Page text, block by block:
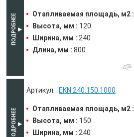
Отапливаемая площадь, м2 :
Высота, мм : 120
Ширина, мм : 240
Длина, мм : 800
EKN.240.150.1000
Отапливаемая площадь, м2 :
Высота, мм : 150
Ширина, мм : 240